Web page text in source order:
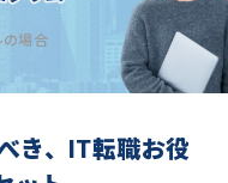
場合
き、IT転職お役